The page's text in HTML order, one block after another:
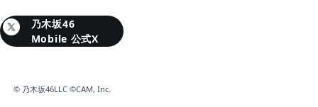
乃木坂46
Mobile 公式X
© 乃木坂46LLC ©CAM, Inc.